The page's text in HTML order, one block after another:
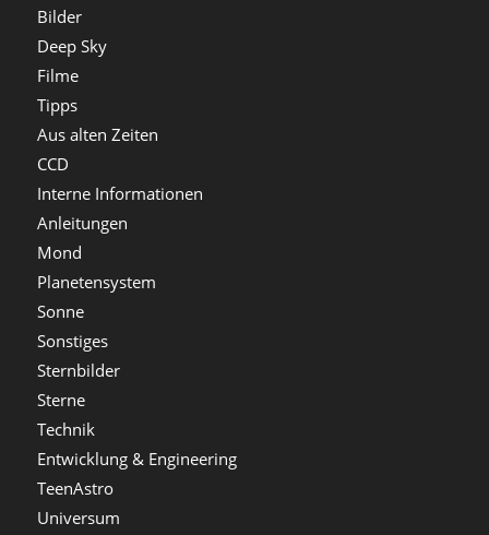
Bilder
Deep Sky
Filme
Tipps
Aus alten Zeiten
CCD
Interne Informationen
Anleitungen
Mond
Planetensystem
Sonne
Sonstiges
Sternbilder
Sterne
Technik
Entwicklung & Engineering
TeenAstro
Universum